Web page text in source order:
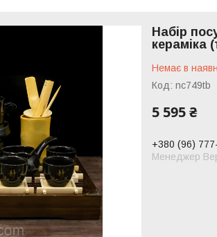
Набір
кераміка
Немає в
Код: nc749tb
5 595 ₴
+380 (96)
Менеджер